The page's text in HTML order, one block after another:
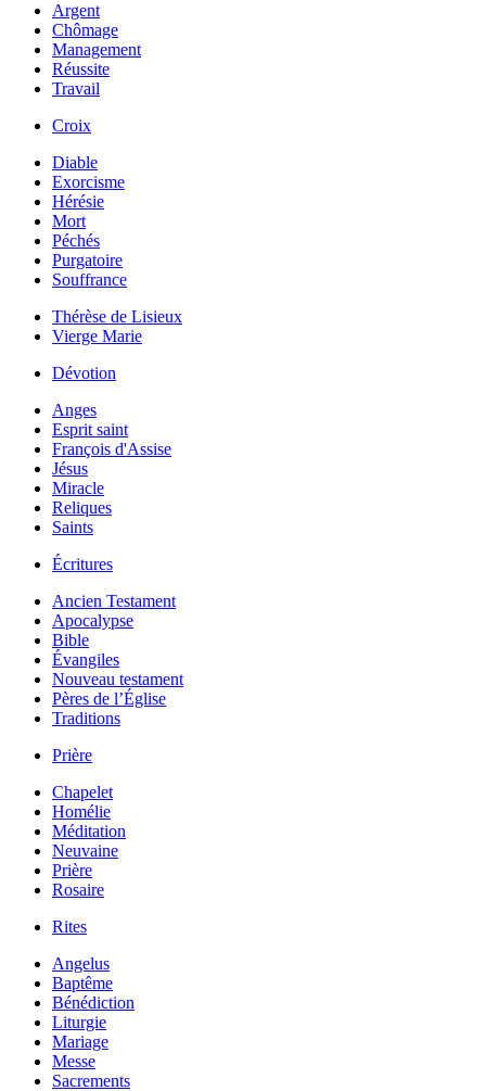
Argent
Chômage
Management
Réussite
Travail
Croix
Diable
Exorcisme
Hérésie
Mort
Péchés
Purgatoire
Souffrance
Thérèse de Lisieux
Vierge Marie
Dévotion
Anges
Esprit saint
François d'Assise
Jésus
Miracle
Reliques
Saints
Écritures
Ancien Testament
Apocalypse
Bible
Évangiles
Nouveau testament
Pères de l’Église
Traditions
Prière
Chapelet
Homélie
Méditation
Neuvaine
Prière
Rosaire
Rites
Angelus
Baptême
Bénédiction
Liturgie
Mariage
Messe
Sacrements